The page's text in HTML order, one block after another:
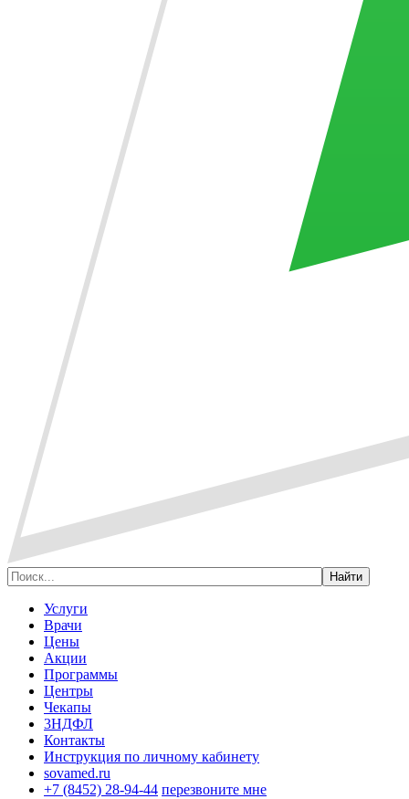
Услуги
Врачи
Цены
Акции
Программы
Центры
Чекапы
3НДФЛ
Контакты
Инструкция по личному кабинету
sovamed.ru
+7 (8452) 28-94-44 перезвоните мне